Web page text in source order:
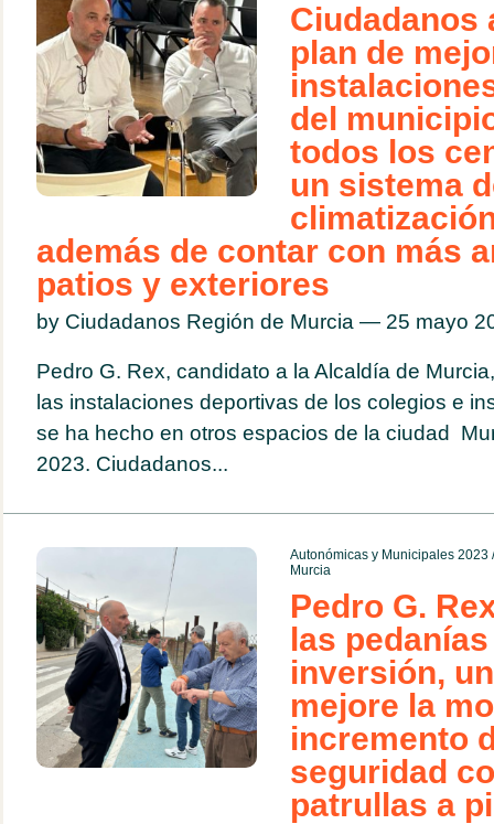
Ciudadanos
plan de
del
todos los
un sistema
además de contar con más
patios y exteriores
by Ciudadanos Región de Murcia — 25 mayo
Pedro G. Rex, candidato a la Alcaldía de
las instalaciones deportivas de los colegios e
se ha hecho en otros espacios de la ciudad
2023. Ciudadanos...
Autonómicas y Municipales 2023
Murcia
Pedro G.
las
inversión,
mejore la
incremento
seguridad
patrullas a